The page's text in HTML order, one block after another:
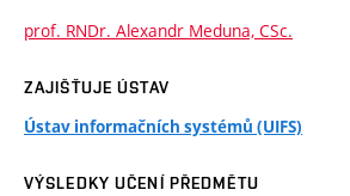
prof. RNDr. Alexandr Meduna, CSc.
ZAJIŠŤUJE ÚSTAV
Ústav informačních systémů (UIFS)
VÝSLEDKY UČENÍ PŘEDMĚTU